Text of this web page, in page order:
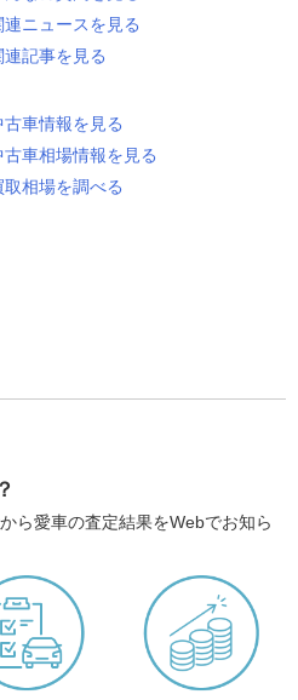
ニュースを見る
記事を見る
車情報を見る
車相場情報を見る
相場を調べる
から愛車の査定結果をWebでお知ら